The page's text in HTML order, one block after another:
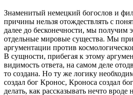
Знаменитый немецкий богослов и
причины нельзя отождествлять с
далее до бесконечности, мы получим
отдельные мировые существа. Мы
аргументации против
В сущности, прибегая к этому
видимость ответа, на самом деле
то создана. Но ту же логику
создал бог Кронос, Кроноса создал
делать, как рассказывать нечто